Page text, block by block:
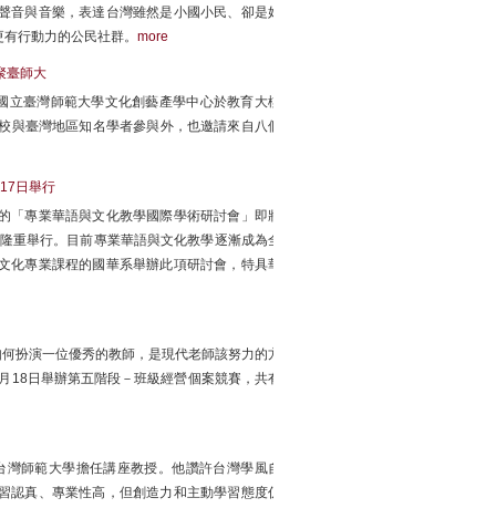
與音樂，表達台灣雖然是小國小民、卻是好
行動力的公民社群。 more
臺師大
臺灣師範大學文化創藝產學中心於教育大樓
臺灣地區知名學者參與外，也邀請來自八個
日舉行
「專業華語與文化教學國際學術研討會」即將
舉行。目前專業華語與文化教學逐漸成為全
專業課程的國華系舉辦此項研討會，特具華
扮演一位優秀的教師，是現代老師該努力的方
日舉辦第五階段－班級經營個案競賽，共有
師範大學擔任講座教授。他讚許台灣學風自
真、專業性高，但創造力和主動學習態度仍